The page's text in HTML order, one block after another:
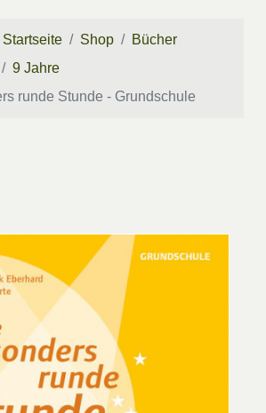
Startseite Shop
Bücher
9 Jahre
runde Stunde - Grundschule